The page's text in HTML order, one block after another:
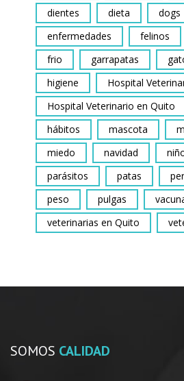
dientes
dieta dogs
enfermedades
felinos
frio
garrapatas
higiene
Hospital
Hospital Veterinario en Quito
hábitos
mascota
miedo
navidad
parásitos
patas
peso
pulgas
veterinarias en Quito
SOMOS CALIDAD